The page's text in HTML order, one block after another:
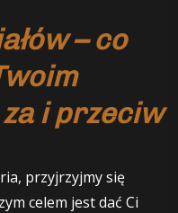
– co
i przeciw
przyjrzyjmy się
celem jest dać Ci